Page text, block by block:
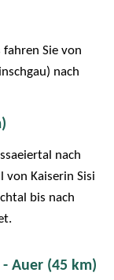
Sie von
nach
nach
von Kaiserin Sisi
bis nach
- Auer (45 km)